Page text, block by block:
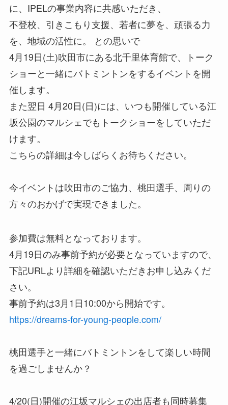
に、IPELの事業内容に共感いただき、
不登校、引きこもり支援、若者に夢を、頑張る力
を、地域の活性に。 との思いで
4月19日(土)吹田市にある北千里体育館で、トーク
ショーと一緒にバトミントンをするイベントを開
催します。
また翌日 4月20日(日)には、いつも開催している江
坂公園のマルシェでもトークショーをしていただ
けます。
こちらの詳細は今しばらくお待ちください。
今イベントは吹田市のご協力、桃田選手、周りの
方々のおかげで実現できました。
参加費は無料となっております。
4月19日のみ事前予約が必要となっていますので、
下記URLより詳細を確認いただきお申し込みくだ
さい。
事前予約は3月1日10:00から開始です。
https://dreams-for-young-people.com/
桃田選手と一緒にバトミントンをして楽しい時間
を過ごしませんか？
4/20(日)開催の江坂マルシェの出店者も同時募集